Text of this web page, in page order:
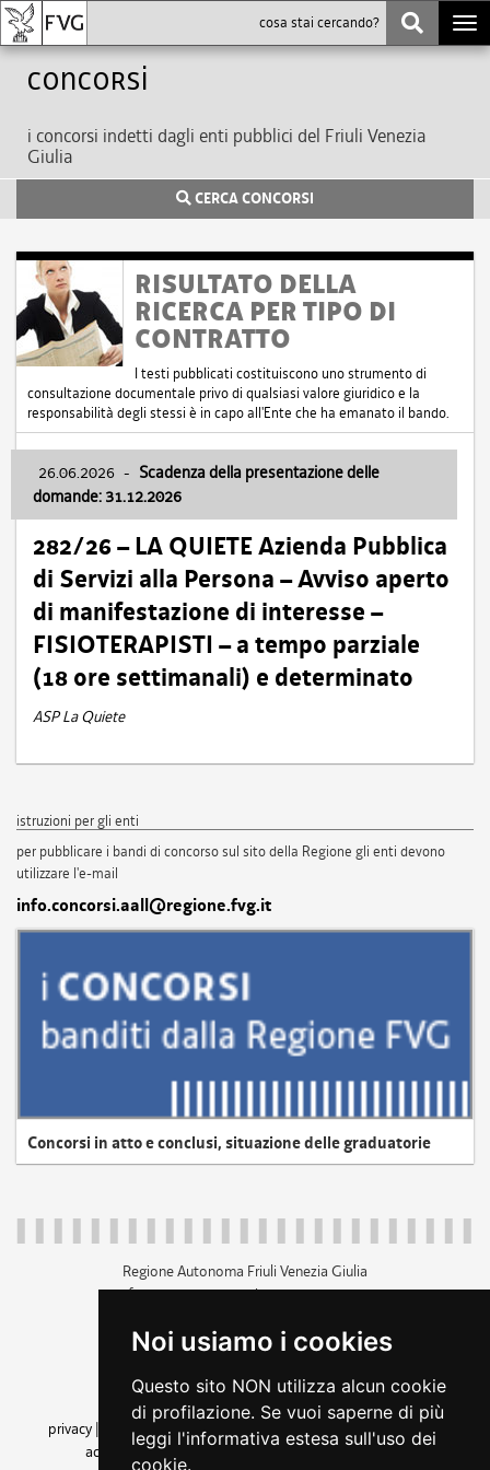
Noi usiamo i cookies
Questo sito NON utilizza alcun cookie
di profilazione. Se vuoi saperne di più
leggi l'informativa estesa sull'uso dei
cookie.
Concorsi
i concorsi indetti dagli enti pubblici del Friuli Venezia
Giulia
CERCA CONCORSI
RISULTATO DELLA
RICERCA PER TIPO DI
CONTRATTO
I testi pubblicati costituiscono uno strumento di
consultazione documentale privo di qualsiasi valore giuridico e la
responsabilità degli stessi è in capo all'Ente che ha emanato il bando.
26.06.2026 - Scadenza della presentazione delle
domande: 31.12.2026
282/26 – LA QUIETE Azienda Pubblica
di Servizi alla Persona – Avviso aperto
di manifestazione di interesse –
FISIOTERAPISTI – a tempo parziale
(18 ore settimanali) e determinato
ASP La Quiete
istruzioni per gli enti
per pubblicare i bandi di concorso sul sito della Regione gli enti devono
utilizzare l'e-mail
info.concorsi.aall@regione.fvg.it
Concorsi in atto e conclusi, situazione delle graduatorie
Regione Autonoma Friuli Venezia Giulia
c.f. 80014930327; p.iva 00526040324
+39 040 3771111
amministrazione trasparente
privacy
cookie |note legali accessibilità
dichiarazione di
accessibilità| feedback cambio preferenze cookie